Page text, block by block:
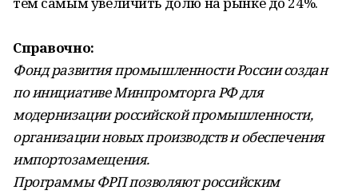
Справочно:
Фонд развития промышленности России создан
по инициативе Минпромторга РФ для
модернизации российской промышленности,
организации новых производств и обеспечения
импортозамещения.
Программы ФРП позволяют российским